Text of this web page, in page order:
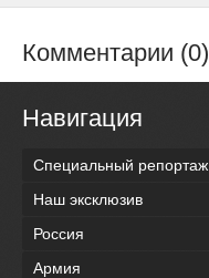
Комментарии (0)
Навигация
Специальный репортаж
Наш эксклюзив
Россия
Армия